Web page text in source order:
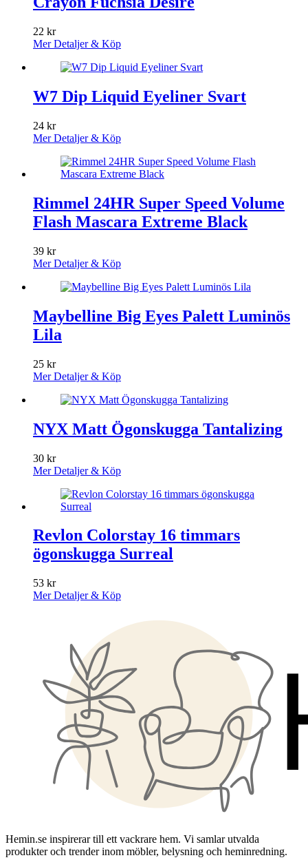
22 kr
Mer Detaljer & Köp
W7 Dip Liquid Eyeliner Svart
24 kr
Mer Detaljer & Köp
Rimmel 24HR Super Speed Volume
Flash Mascara Extreme Black
39 kr
Mer Detaljer & Köp
Maybelline Big Eyes Palett Luminös
Lila
25 kr
Mer Detaljer & Köp
NYX Matt Ögonskugga Tantalizing
30 kr
Mer Detaljer & Köp
Revlon Colorstay 16 timmars
ögonskugga Surreal
53 kr
Mer Detaljer & Köp
Hemin.se inspirerar till ett vackrare hem. Vi samlar utvalda
produkter och trender inom möbler, belysning och heminredning.